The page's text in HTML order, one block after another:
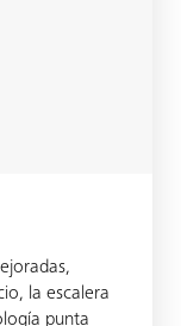
la escalera
punta